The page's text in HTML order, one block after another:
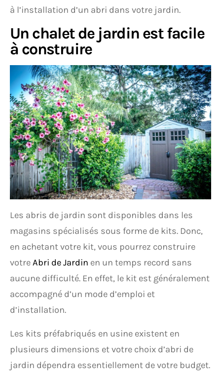
à l’installation d’un abri dans votre jardin.
Un chalet de jardin est facile
à construire
Les abris de jardin sont disponibles dans les
magasins spécialisés sous forme de kits. Donc,
en achetant votre kit, vous pourrez construire
votreAbri de Jardin en un temps record sans
aucune difficulté. En effet, le kit est généralement
accompagné d’un mode d’emploi et
d’installation.
Les kits préfabriqués en usine existent en
plusieurs dimensions et votre choix d’abri de
jardin dépendra essentiellement de votre budget.